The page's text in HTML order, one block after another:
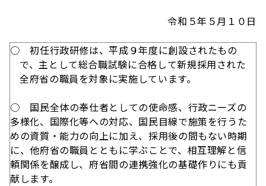
令和５年５月１０日
○ 初任行政研修は、平成９年度に創設されたもの
で、主として総合職試験に合格して新規採用された
全府省の職員を対象に実施しています。
○ 国民全体の奉仕者としての使命感、行政ニーズの
多様化、国際化等への対応、国民目線で施策を行うた
めの資質・能力の向上に加え、採用後の間もない時期
に、他府省の職員とともに学ぶことで、相互理解と信
頼関係を醸成し、府省間の連携強化の基礎作りにも貢
献します。